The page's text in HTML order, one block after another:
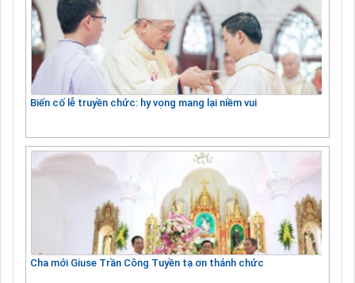
Biến cố lễ truyền chức: hy vọng mang lại niềm vui
Cha mới Giuse Trần Công Tuyền tạ ơn thánh chức